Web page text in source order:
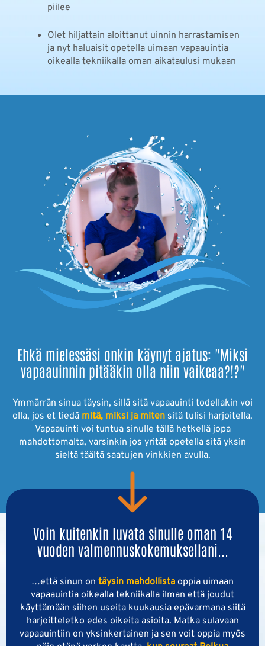
piilee
Olet hiljattain aloittanut uinnin harrastamisen
ja nyt haluaisit opetella uimaan vapaauintia
oikealla tekniikalla oman aikataulusi mukaan
Ehkä mielessäsi onkin käynyt ajatus: "Miksi
vapaauinnin pitääkin olla niin vaikeaa?!?"
Ymmärrän sinua täysin, sillä sitä vapaauinti todellakin voi
olla, jos et tiedä mitä, miksi ja miten sitä tulisi harjoitella.
Vapaauinti voi tuntua sinulle tällä hetkellä jopa
mahdottomalta, varsinkin jos yrität opetella sitä yksin
sieltä täältä saatujen vinkkien avulla.
Voin kuitenkin luvata sinulle oman 14
vuoden valmennuskokemuksellani...
…että sinun on täysin mahdollista oppia uimaan
vapaauintia oikealla tekniikalla ilman että joudut
käyttämään siihen useita kuukausia epävarmana siitä
harjoitteletko edes oikeita asioita. Matka sulavaan
vapaauintiin on yksinkertainen ja sen voit oppia myös